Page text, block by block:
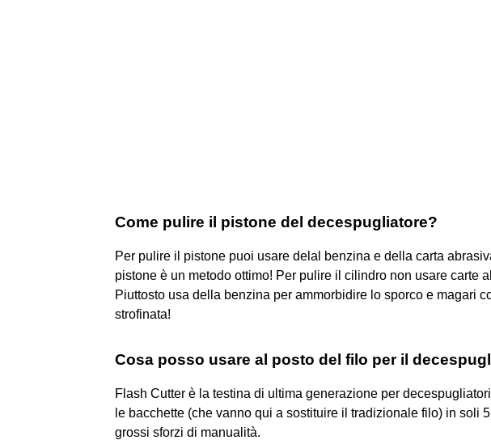
Come pulire il pistone del decespugliatore?
Per pulire il pistone puoi usare delal benzina e della carta
pistone è un metodo ottimo! Per pulire il cilindro non usare carte
Piuttosto usa della benzina per ammorbidire lo sporco e magari
strofinata!
Cosa posso usare al posto del filo per il
Flash Cutter è la testina di ultima generazione per
le bacchette (che vanno qui a sostituire il tradizionale filo) in soli
grossi sforzi di manualità.